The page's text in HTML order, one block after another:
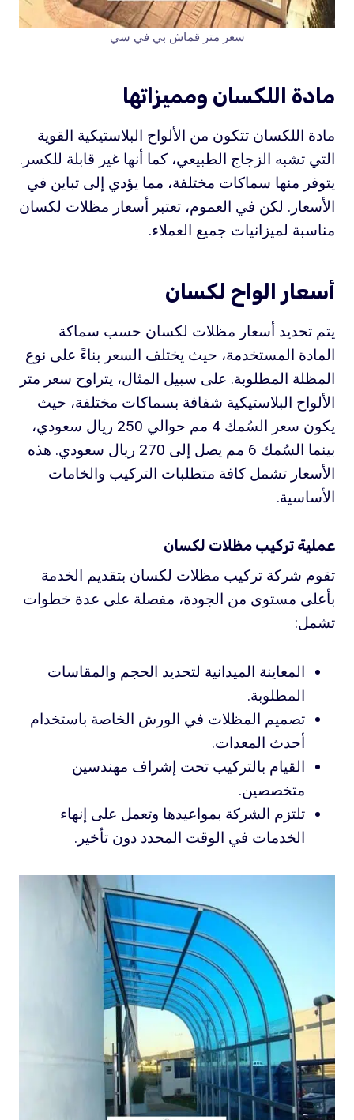
سعر متر قماش بي في سي
مادة اللكسان ومميزاتها
مادة اللكسان تتكون من الألواح البلاستيكية القوية
التي تشبه الزجاج الطبيعي، كما أنها غير قابلة للكسر.
يتوفر منها سماكات مختلفة، مما يؤدي إلى تباين في
الأسعار. لكن في العموم، تعتبر أسعار مظلات لكسان
مناسبة لميزانيات جميع العملاء.
أسعار الواح لكسان
يتم تحديد أسعار مظلات لكسان حسب سماكة
المادة المستخدمة، حيث يختلف السعر بناءً على نوع
المظلة المطلوبة. على سبيل المثال، يتراوح سعر متر
الألواح البلاستيكية شفافة بسماكات مختلفة، حيث
يكون سعر السُمك 4 مم حوالي 250 ريال سعودي،
بينما السُمك 6 مم يصل إلى 270 ريال سعودي. هذه
الأسعار تشمل كافة متطلبات التركيب والخامات
الأساسية.
عملية تركيب مظلات لكسان
تقوم شركة تركيب مظلات لكسان بتقديم الخدمة
بأعلى مستوى من الجودة، مفصلة على عدة خطوات
تشمل:
المعاينة الميدانية لتحديد الحجم والمقاسات
المطلوبة.
تصميم المظلات في الورش الخاصة باستخدام
أحدث المعدات.
القيام بالتركيب تحت إشراف مهندسين
متخصصين.
تلتزم الشركة بمواعيدها وتعمل على إنهاء
الخدمات في الوقت المحدد دون تأخير.